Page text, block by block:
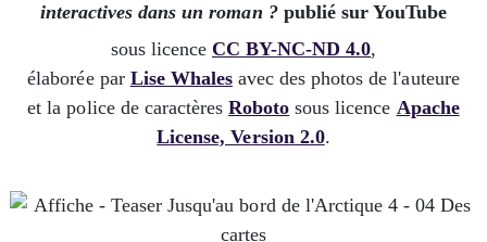
interactives dans un roman ?publié sur YouTube
sous licence CC BY-NC-ND 4.0,
élaborée par Lise Whalesavec des photos de l'auteure
et la police de caractères Roboto sous licence Apache
License, Version 2.0.